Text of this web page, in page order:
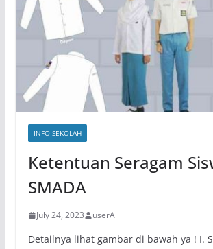
INFO SEKOLAH
Ketentuan Seragam
SMADA
July 24, 2023 userA
Detailnya lihat gambar di bawah ya ! I.